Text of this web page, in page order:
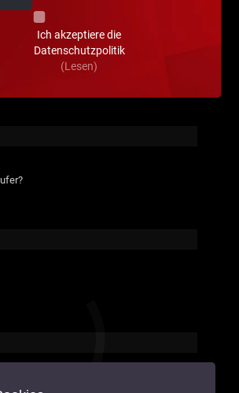
Ich akzeptiere die
Datenschutzpolitik
(Lesen)